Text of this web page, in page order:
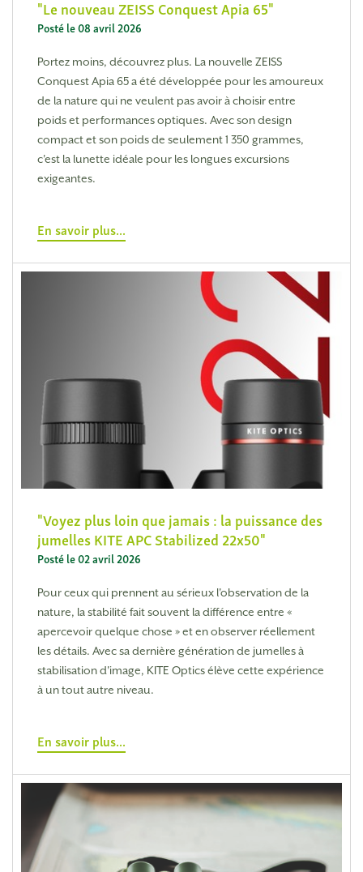
Le nouveau ZEISS Conquest Apia 65
Posté le 08 avril 2026
Portez moins, découvrez plus. La nouvelle ZEISS
Conquest Apia 65 a été développée pour les amoureux
de la nature qui ne veulent pas avoir à choisir entre
poids et performances optiques. Avec son design
compact et son poids de seulement 1 350 grammes,
c'est la lunette idéale pour les longues excursions
exigeantes.
En savoir plus...
Voyez plus loin que jamais : la puissance des
jumelles KITE APC Stabilized 22x50
Posté le 02 avril 2026
Pour ceux qui prennent au sérieux l'observation de la
nature, la stabilité fait souvent la différence entre «
apercevoir quelque chose » et en observer réellement
les détails. Avec sa dernière génération de jumelles à
stabilisation d'image, KITE Optics élève cette expérience
à un tout autre niveau.
En savoir plus...